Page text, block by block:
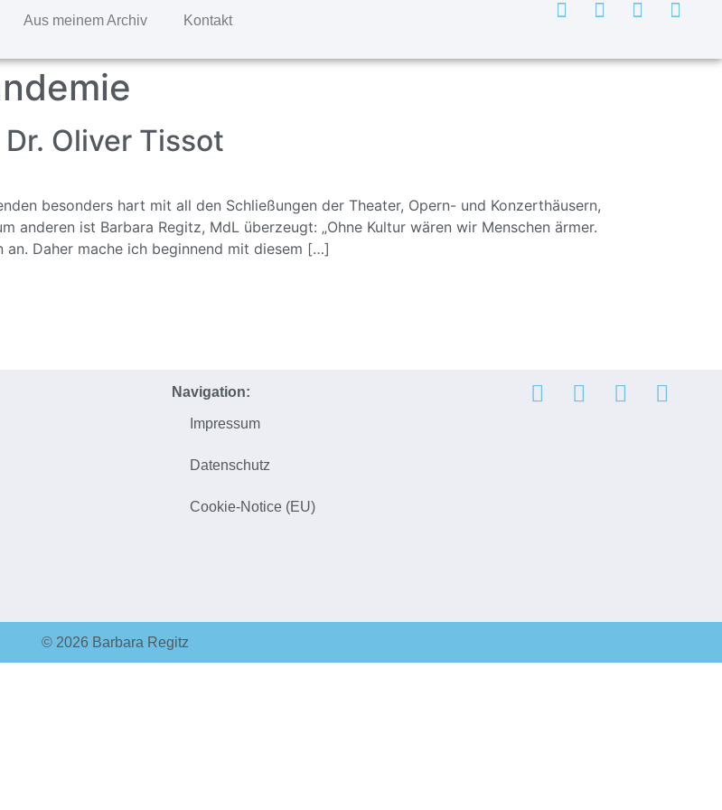
Aus meinem Archiv Kontakt
Dr. Oliver Tissot
besonders hart mit all den Schließungen der Theater, Opern- und Konzerthäusern,
anderen ist Barbara Regitz, MdL überzeugt: „Ohne Kultur wären wir Menschen ärmer.
Daher mache ich beginnend mit diesem […]
Navigation:
Impressum
Datenschutz
Cookie-Notice (EU)
© 2026 Barbara Regitz